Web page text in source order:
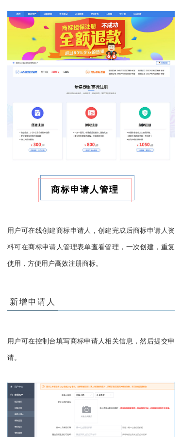
商标申请人管理
用户可在线创建商标申请人，创建完成后商标申请人资
料可在商标申请人管理表单查看管理， 一次创建，重复
使用， 方便用户高效注册商标。
新增申请人
用户可在控制台填写商标申请人相关信息，然后提交申
请。